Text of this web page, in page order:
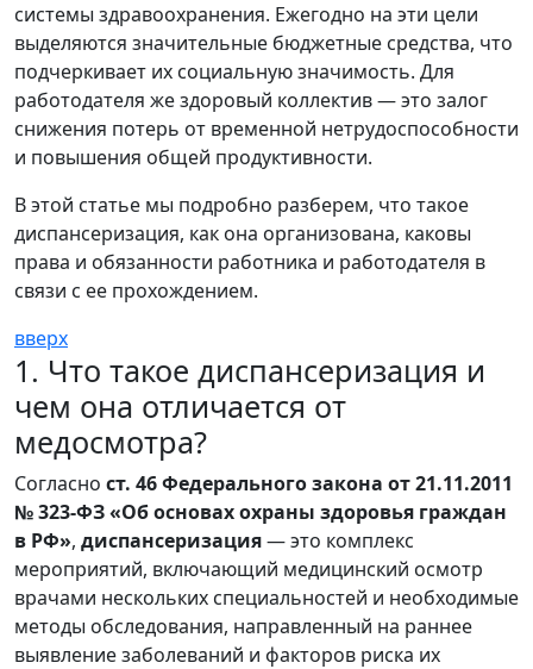
системы здравоохранения. Ежегодно на эти цели
выделяются значительные бюджетные средства, что
подчеркивает их социальную значимость. Для
работодателя же здоровый коллектив — это залог
снижения потерь от временной нетрудоспособности
и повышения общей продуктивности.
В этой статье мы подробно разберем, что такое
диспансеризация, как она организована, каковы
права и обязанности работника и работодателя в
связи с ее прохождением.
вверх
1. Что такое диспансеризация и
чем она отличается от
медосмотра?
Согласно ст. 46 Федерального закона от 21.11.2011
№ 323-ФЗ «Об основах охраны здоровья граждан
в РФ», диспансеризация— это комплекс
мероприятий, включающий медицинский осмотр
врачами нескольких специальностей и необходимые
методы обследования, направленный на раннее
выявление заболеваний и факторов риска их